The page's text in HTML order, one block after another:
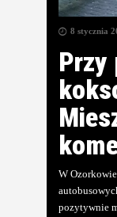
8 stycznia
Przy
W
pozytywnie